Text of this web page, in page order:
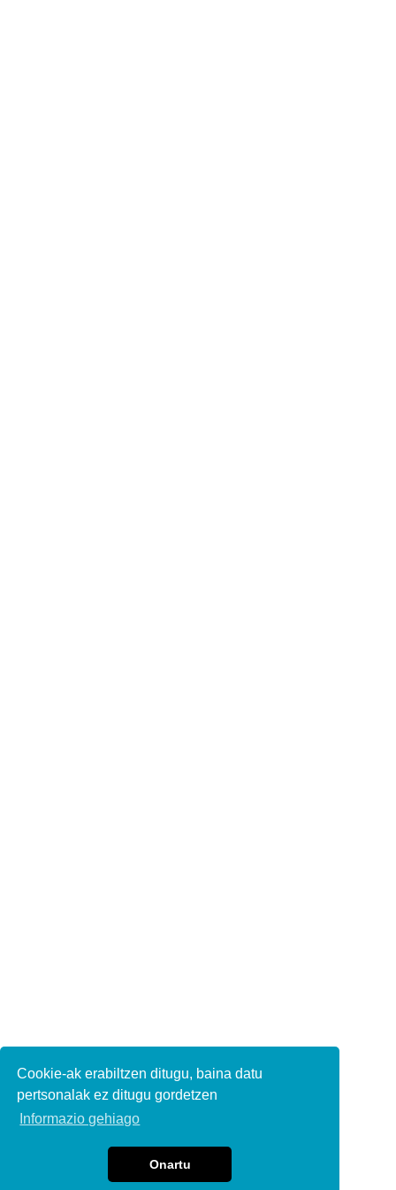
Cookie-ak erabiltzen ditugu, baina datu
pertsonalak ez ditugu gordetzen
Informazio gehiago
Onartu